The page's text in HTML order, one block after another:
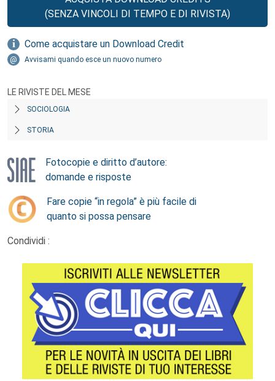
(SENZA VINCOLI DI TEMPO E DI RIVISTA)
Come acquistare un Download Credit
Avvisami quando esce un nuovo numero
LE RIVISTE DEL MESE
SOCIOLOGIA
STORIA
Fotocopie e diritto d’autore:
domande e risposte
Fare copie “in regola” è più facile di
quanto si possa pensare
Condividi :